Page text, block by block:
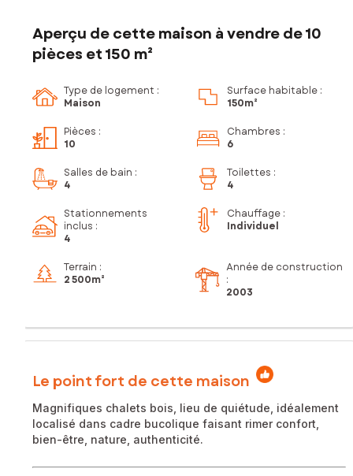
Aperçu de cette maison à vendre de 10
pièces et 150 m²
Type de logement :
Maison
Surface habitable :
150m²
Pièces :
10
Chambres :
6
Salles de bain :
4
Toilettes :
4
Stationnements
inclus :
4
Chauffage :
Individuel
Terrain :
2 500m²
Année de construction
:
2003
Le point fort de cette maison
Magnifiques chalets bois, lieu de quiétude, idéalement
localisé dans cadre bucolique faisant rimer confort,
bien-être, nature, authenticité.